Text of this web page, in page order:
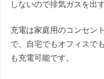
しないので排気ガスを出
充電は家庭用のコンセン
で、自宅でもオフィスで
も充電可能です。